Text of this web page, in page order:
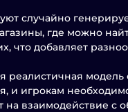
случайно
где можно
добавляет
реалистичная
и игрокам
на взаимодействие с